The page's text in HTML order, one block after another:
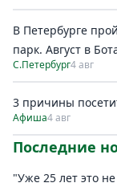
В Петербурге
парк. Август в
С.Петербург4 авг
3 причины
Афиша4 авг
Последние
"Уже 25 лет это